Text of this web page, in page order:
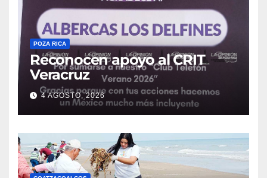
POZA RICA
Reconocen apoyo al CRIT
Veracruz
4 AGOSTO, 2026